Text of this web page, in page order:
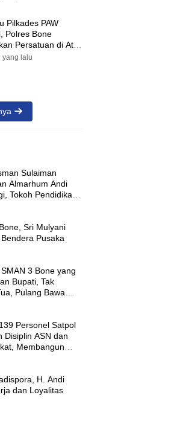
Pilkades PAW
Polres Bone
Persatuan di Atas
Pilihan
yang lalu
Sulaiman
Almarhum Andi
Tokoh Pendidikan
Sri Mulyani
Pusaka
3 Bone yang
Bupati, Tak
Pulang Bawa
Personel Satpol
Disiplin ASN dan
Membangun
dan Melayani
H. Andi
dan Loyalitas